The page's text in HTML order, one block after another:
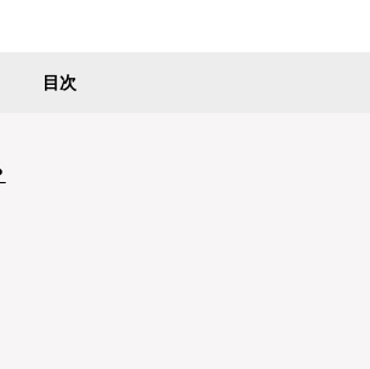
目次